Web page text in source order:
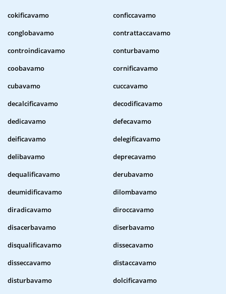
cokificavamo
conficcavamo
conglobavamo
contrattaccavamo
controindicavamo
conturbavamo
coobavamo
cornificavamo
cubavamo
cuccavamo
decalcificavamo
decodificavamo
dedicavamo
defecavamo
deificavamo
delegificavamo
delibavamo
deprecavamo
dequalificavamo
derubavamo
deumidificavamo
dilombavamo
diradicavamo
diroccavamo
disacerbavamo
diserbavamo
disqualificavamo
dissecavamo
disseccavamo
distaccavamo
disturbavamo
dolcificavamo